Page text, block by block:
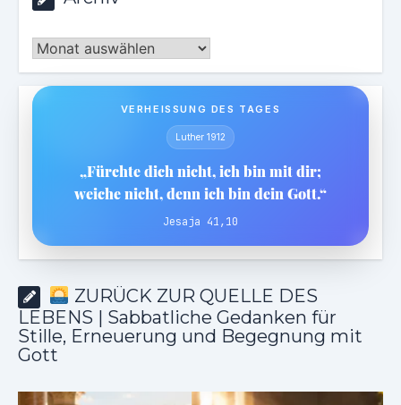
Archiv
VERHEISSUNG DES TAGES
Luther 1912
„Fürchte dich nicht, ich bin mit dir;
weiche nicht, denn ich bin dein Gott.“
Jesaja 41,10
ZURÜCK ZUR QUELLE DES
LEBENS | Sabbatliche Gedanken für
Stille, Erneuerung und Begegnung mit
Gott